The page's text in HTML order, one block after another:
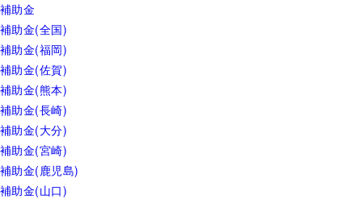
補助金
補助金(全国)
補助金(福岡)
補助金(佐賀)
補助金(熊本)
補助金(長崎)
補助金(大分)
補助金(宮崎)
補助金(鹿児島)
補助金(山口)